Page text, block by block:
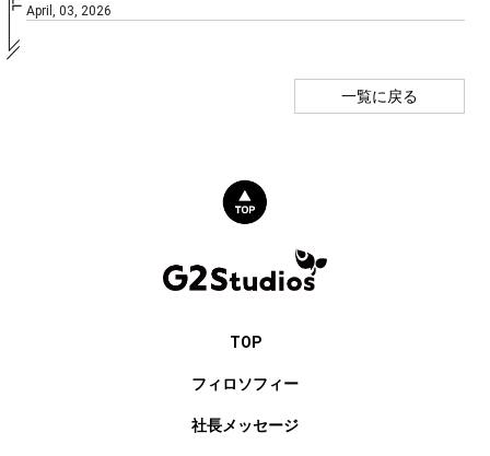
April, 03, 2026
一覧に戻る
TOP
フィロソフィー
社長メッセージ